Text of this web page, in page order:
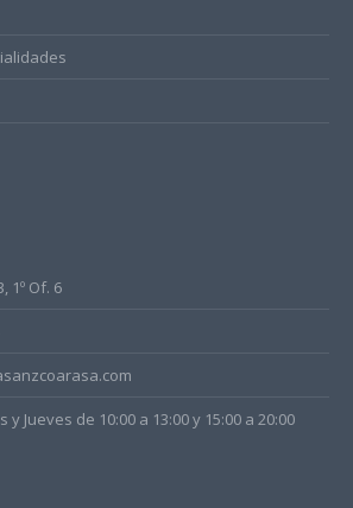
1º Of. 6
Jueves de 10:00 a 13:00 y 15:00 a 20:00